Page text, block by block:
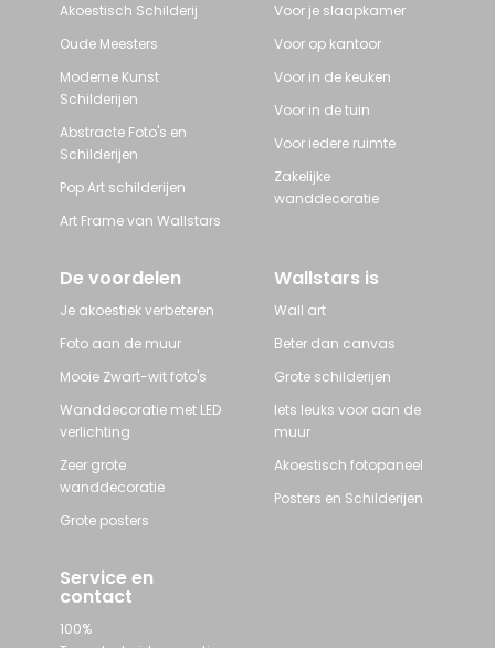
Akoestisch Schilderij
Oude Meesters
Moderne Kunst
Schilderijen
Abstracte Foto's en
Schilderijen
Pop Art schilderijen
Art Frame van Wallstars
Voor je slaapkamer
Voor op kantoor
Voor in de keuken
Voor in de tuin
Voor iedere ruimte
Zakelijke
wanddecoratie
De voordelen
Je akoestiek verbeteren
Foto aan de muur
Mooie Zwart-wit foto's
Wanddecoratie met LED
verlichting
Zeer grote
wanddecoratie
Grote posters
Wallstars is
Wall art
Beter dan canvas
Grote schilderijen
Iets leuks voor aan de
muur
Akoestisch fotopaneel
Posters en Schilderijen
Service en
contact
100%